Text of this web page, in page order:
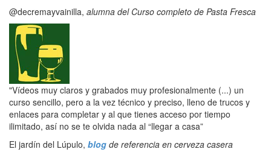
@decremayvainilla, alumna del Curso completo de Pasta Fresca
"Vídeos muy claros y grabados muy profesionalmente (...) un
curso sencillo, pero a la vez técnico y preciso, lleno de trucos y
enlaces para completar y al que tienes acceso por tiempo
ilimitado, así no se te olvida nada al “llegar a casa”
El jardín del Lúpulo, blog de referencia en cerveza casera